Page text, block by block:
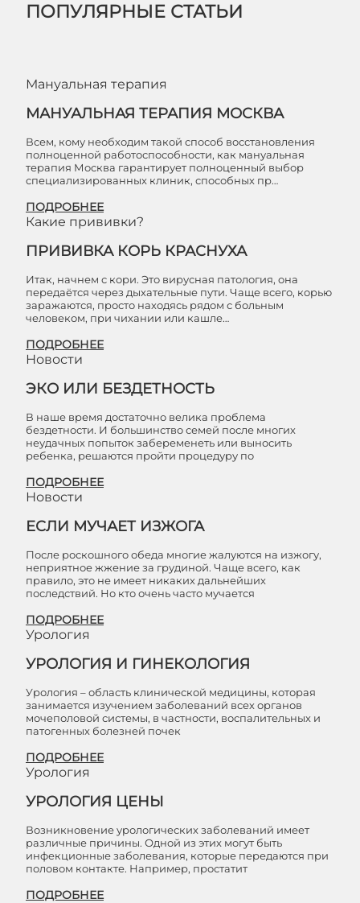
ПОПУЛЯРНЫЕ СТАТЬИ
Мануальная терапия
МАНУАЛЬНАЯ ТЕРАПИЯ МОСКВА
Всем, кому необходим такой способ восстановления
полноценной работоспособности, как мануальная
терапия Москва гарантирует полноценный выбор
специализированных клиник, способных пр…
ПОДРОБНЕЕ
Какие прививки?
ПРИВИВКА КОРЬ КРАСНУХА
Итак, начнем с кори. Это вирусная патология, она
передаётся через дыхательные пути. Чаще всего, корью
заражаются, просто находясь рядом с больным
человеком, при чихании или кашле…
ПОДРОБНЕЕ
Новости
ЭКО ИЛИ БЕЗДЕТНОСТЬ
В наше время достаточно велика проблема
бездетности. И большинство семей после многих
неудачных попыток забеременеть или выносить
ребенка, решаются пройти процедуру по
ПОДРОБНЕЕ
Новости
ЕСЛИ МУЧАЕТ ИЗЖОГА
После роскошного обеда многие жалуются на изжогу,
неприятное жжение за грудиной. Чаще всего, как
правило, это не имеет никаких дальнейших
последствий. Но кто очень часто мучается
ПОДРОБНЕЕ
Урология
УРОЛОГИЯ И ГИНЕКОЛОГИЯ
Урология – область клинической медицины, которая
занимается изучением заболеваний всех органов
мочеполовой системы, в частности, воспалительных и
патогенных болезней почек
ПОДРОБНЕЕ
Урология
УРОЛОГИЯ ЦЕНЫ
Возникновение урологических заболеваний имеет
различные причины. Одной из этих могут быть
инфекционные заболевания, которые передаются при
половом контакте. Например, простатит
ПОДРОБНЕЕ